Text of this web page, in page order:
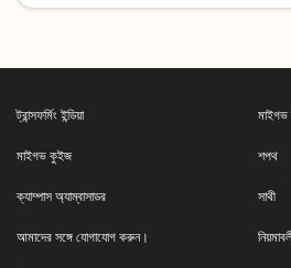
ট্রান্সফর্মিং ইন্ডিয়া মাইগভ
মাইগভ কুইজ শপথ
ক্যাম্পাস অ্যাম্বাসাডর সাথী
আমাদের সঙ্গে যোগাযোগ করুন।